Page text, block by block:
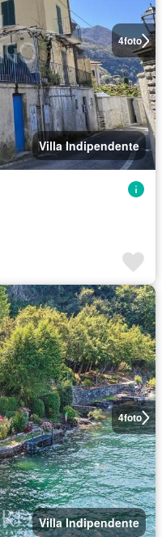
4foto
Villa Indipendente
4foto
Villa Indipendente